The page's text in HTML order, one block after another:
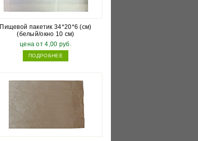
Пищевой пакетик 34*20*6 (см)
(белый/окно 10 см)
цена от 4,00 руб.
ПОДРОБНЕЕ